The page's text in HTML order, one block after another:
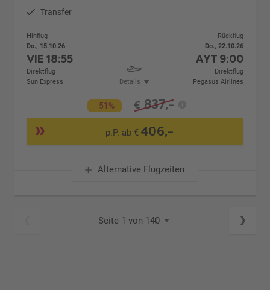
Transfer
Hinflug
Do., 15.10.26
VIE18:55
Direktflug
Sun Express
Details
Rückflug
Do., 22.10.26
AYT 9:00
Direktflug
Pegasus Airlines
-51% € 837,-
p.P. ab € 406,-
Alternative Flugzeiten
Seite 1 von 140